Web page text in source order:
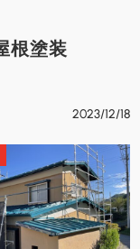
根塗装
2023/12/18